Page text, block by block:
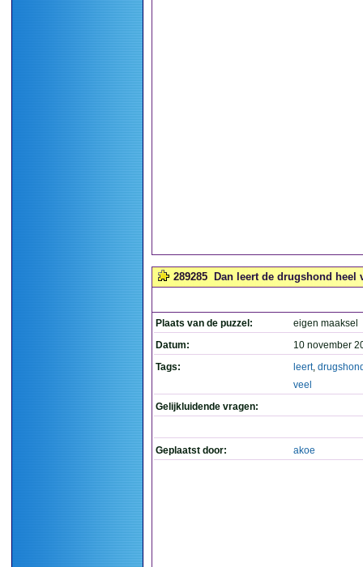
289285 Dan leert de drugshond heel
Plaats van de puzzel:
eigen maaksel
Datum:
10 november
Tags:
leert,
veel
Gelijkluidende vragen:
Geplaatst door: akoe